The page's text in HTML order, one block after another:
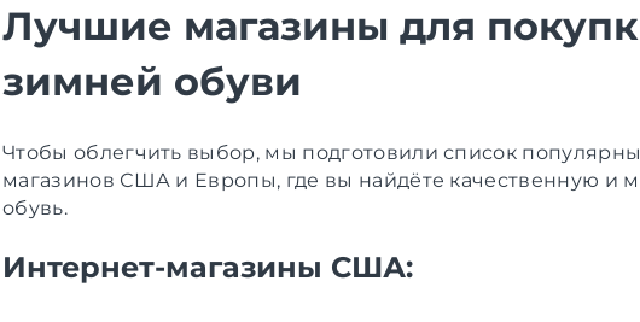
Лучшие магазины для
зимней обуви
Чтобы облегчить выбор, мы подготовили список
магазинов США и Европы, где вы найдёте качественную и
обувь.
Интернет-магазины США: